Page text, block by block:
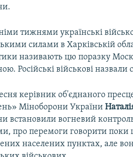
тижнями українські
силами в Харківській
називають цю поразку
Російські військові
керівник об'єднаного
Міноборони України
встановили вогневий
про перемоги говорити поки
населених пунктах, але